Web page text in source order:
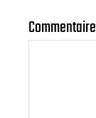
Commentaire